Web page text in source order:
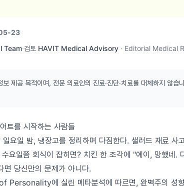
23
Team·검토 HAVIT Medical Advisory · Editorial Medical
보 제공 목적이며, 전문 의료인의 진료·진단·치료를 대체하지 않
트를 시작하는 사람들
요일 밤, 냉장고를 정리하며 다짐한다. 샐러드 재료 사
요일쯤 회식이 잡히면? 치킨 한 조각에 "에이, 망했네.
면 당신만의 문제가 아니다.
에 실린 메타분석에 따르면, 완벽주의 성향